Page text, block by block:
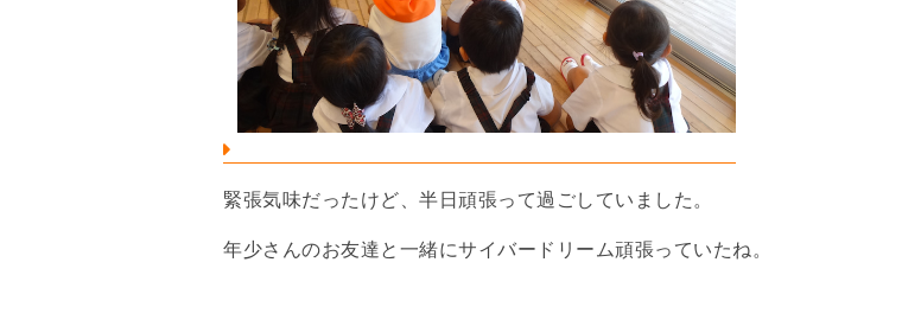
緊張気味だったけど、半日頑張って過ごしていました。
年少さんのお友達と一緒にサイバードリーム頑張っていたね。